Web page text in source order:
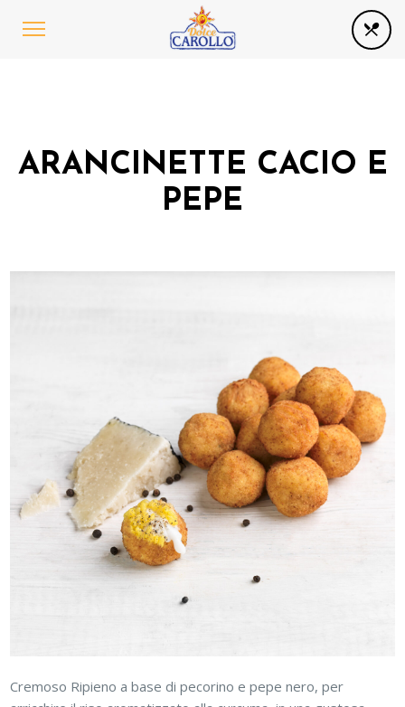
ARANCINETTE CACIO E
PEPE
Cremoso Ripieno a base di pecorino e pepe nero, per